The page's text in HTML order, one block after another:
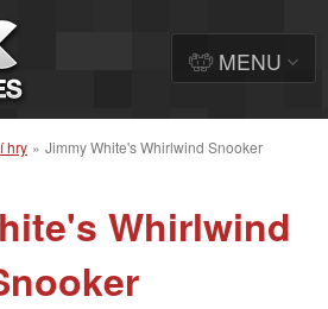
hry » Jimmy White's Whirlwind Snooker
Whirlwind
MENU